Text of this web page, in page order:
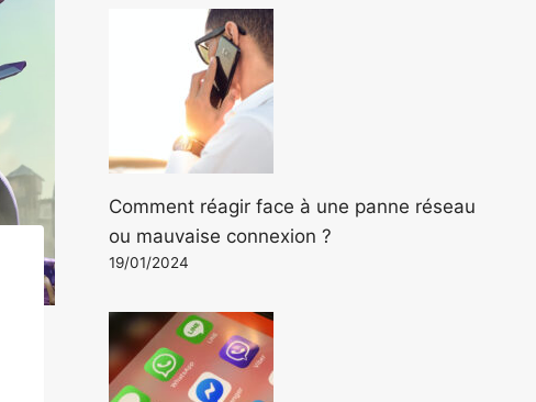
Comment réagir face à une panne réseau
ou mauvaise connexion ?
19/01/2024